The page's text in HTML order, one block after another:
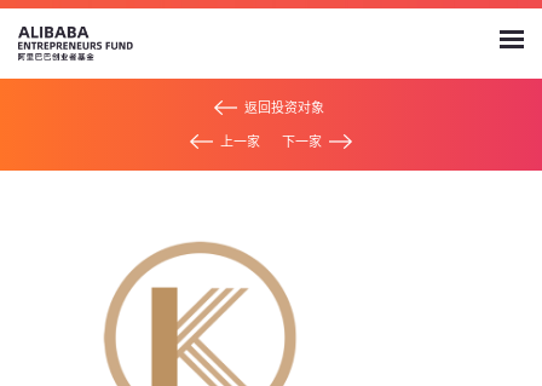
返回投资对象
上一家
下一家